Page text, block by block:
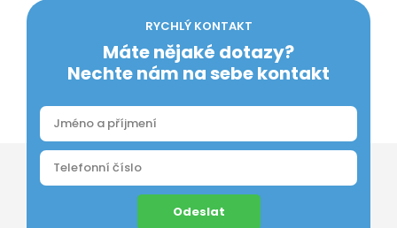
Máte nějaké dotazy?
Nechte nám na sebe kontakt
+420 792 375 055 obchod@antana.cz